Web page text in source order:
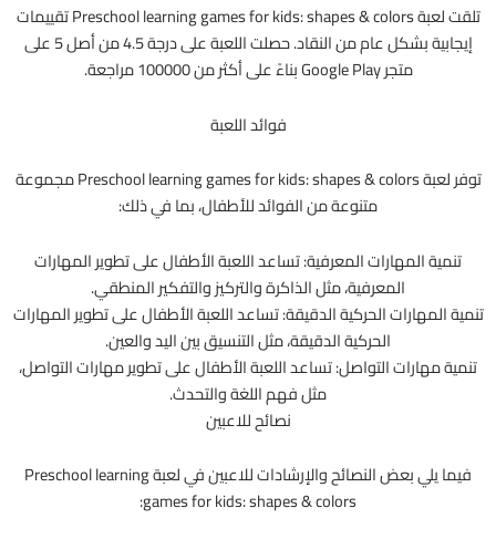
تلقت لعبة Preschool learning games for kids: shapes & colors تقييمات
إيجابية بشكل عام من النقاد. حصلت اللعبة على درجة 4.5 من أصل 5 على
متجر Google Play بناءً على أكثر من 100000 مراجعة.
فوائد اللعبة
توفر لعبة Preschool learning games for kids: shapes & colors مجموعة
متنوعة من الفوائد للأطفال، بما في ذلك:
تنمية المهارات المعرفية: تساعد اللعبة الأطفال على تطوير المهارات
المعرفية، مثل الذاكرة والتركيز والتفكير المنطقي.
تنمية المهارات الحركية الدقيقة: تساعد اللعبة الأطفال على تطوير المهارات
الحركية الدقيقة، مثل التنسيق بين اليد والعين.
تنمية مهارات التواصل: تساعد اللعبة الأطفال على تطوير مهارات التواصل،
مثل فهم اللغة والتحدث.
نصائح للاعبين
فيما يلي بعض النصائح والإرشادات للاعبين في لعبة Preschool learning
games for kids: shapes & colors: